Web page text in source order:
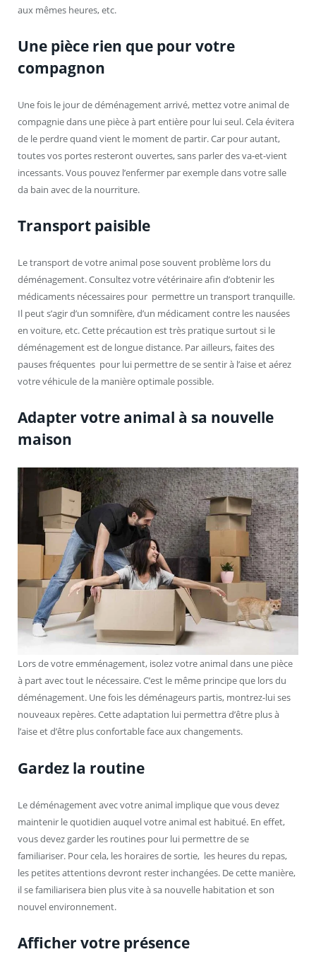
aux mêmes heures, etc.
Une pièce rien que pour votre
compagnon
Une fois le jour de déménagement arrivé, mettez votre animal de
compagnie dans une pièce à part entière pour lui seul. Cela évitera
de le perdre quand vient le moment de partir. Car pour autant,
toutes vos portes resteront ouvertes, sans parler des va-et-vient
incessants. Vous pouvez l’enfermer par exemple dans votre salle
da bain avec de la nourriture.
Transport paisible
Le transport de votre animal pose souvent problème lors du
déménagement. Consultez votre vétérinaire afin d’obtenir les
médicaments nécessaires pour permettre un transport tranquille.
Il peut s’agir d’un somnifère, d’un médicament contre les nausées
en voiture, etc. Cette précaution est très pratique surtout si le
déménagement est de longue distance. Par ailleurs, faites des
pauses fréquentes pour lui permettre de se sentir à l’aise et aérez
votre véhicule de la manière optimale possible.
Adapter votre animal à sa nouvelle
maison
Lors de votre emménagement, isolez votre animal dans une pièce
à part avec tout le nécessaire. C’est le même principe que lors du
déménagement. Une fois les déménageurs partis, montrez-lui ses
nouveaux repères. Cette adaptation lui permettra d’être plus à
l’aise et d’être plus confortable face aux changements.
Gardez la routine
Le déménagement avec votre animal implique que vous devez
maintenir le quotidien auquel votre animal est habitué. En effet,
vous devez garder les routines pour lui permettre de se
familiariser. Pour cela, les horaires de sortie, les heures du repas,
les petites attentions devront rester inchangées. De cette manière,
il se familiarisera bien plus vite à sa nouvelle habitation et son
nouvel environnement.
Afficher votre présence